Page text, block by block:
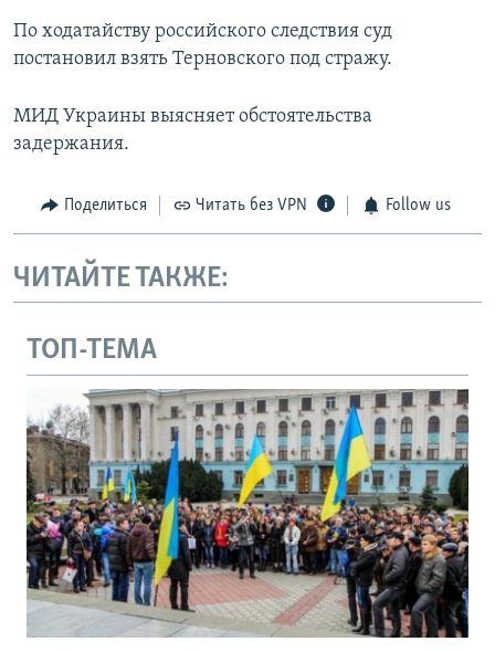
По ходатайству российского следствия суд
постановил взять Терновского под стражу.
МИД Украины выясняет обстоятельства
задержания.
Поделиться Читать без VPN Follow us
ЧИТАЙТЕ ТАКЖЕ:
ТОП-ТЕМА